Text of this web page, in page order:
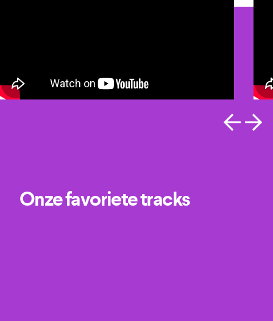
Onze favoriete tracks